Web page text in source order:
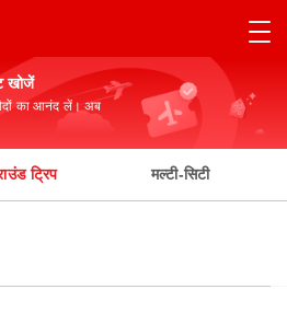
खोजें
का आनंद लें। अब
ट्रिप मल्टी-सिटी